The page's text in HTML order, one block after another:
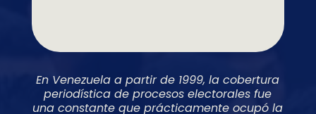
En Venezuela a partir de 1999, la cobertura
periodística de procesos electorales fue
una constante que prácticamente ocupó la